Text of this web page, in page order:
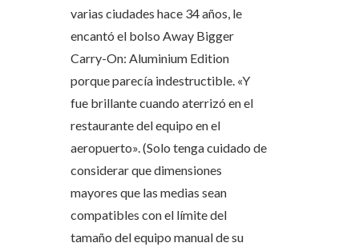
varias ciudades hace 34 años, le
encantó el bolso Away Bigger
Carry-On: Aluminium Edition
porque parecía indestructible. «Y
fue brillante cuando aterrizó en el
restaurante del equipo en el
aeropuerto». (Solo tenga cuidado de
considerar que dimensiones
mayores que las medias sean
compatibles con el límite del
tamaño del equipo manual de su